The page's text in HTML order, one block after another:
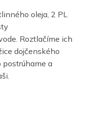
oleja, 2 PL
Roztlačíme ich
dojčenského
postrúhame a